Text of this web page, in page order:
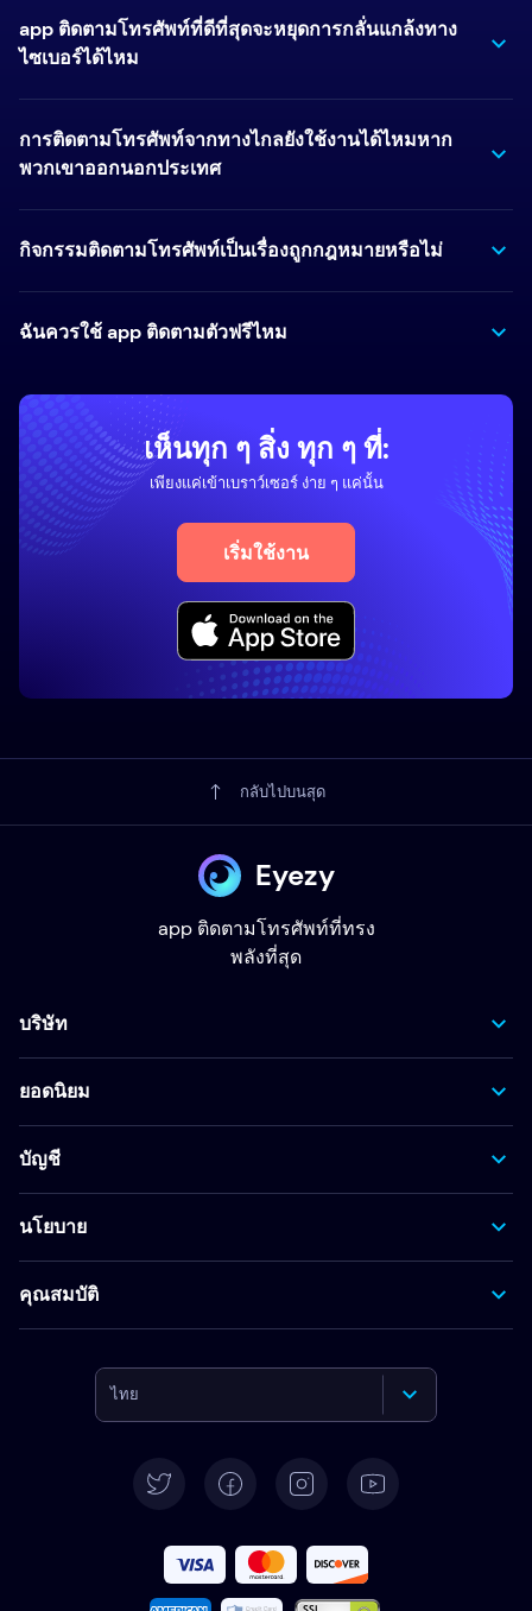
app ติดตามโทรศัพท์ที่ดีที่สุดจะหยุดการกลั่นแกล้งทาง
ไซเบอร์ได้ไหม
การติดตามโทรศัพท์จากทางไกลยังใช้งานได้ไหมหาก
พวกเขาออกนอกประเทศ
กิจกรรมติดตามโทรศัพท์เป็นเรื่องถูกกฎหมายหรือไม่
ฉันควรใช้ app ติดตามตัวฟรีไหม
เห็นทุก ๆ สิ่ง ทุก ๆ ที่:
เพียงแค่เข้าเบราว์เซอร์ ง่าย ๆ แค่นั้น
เริ่มใช้งาน
กลับไปบนสุด
Eyezy
app ติดตามโทรศัพท์ที่ทรง
พลังที่สุด
บริษัท
ยอดนิยม
บัญชี
นโยบาย
คุณสมบัติ
ไทย
Deutsch
Español